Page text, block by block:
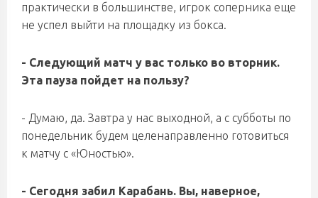
практически в большинстве, игрок соперника еще
не успел выйти на площадку из бокса.
- Следующий матч у вас только во вторник.
Эта пауза пойдет на пользу?
- Думаю, да. Завтра у нас выходной, а с субботы по
понедельник будем целенаправленно готовиться
к матчу с «Юностью».
- Сегодня забил Карабань. Вы, наверное,